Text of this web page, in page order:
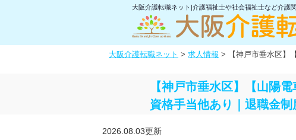
大阪介護転職ネット|介護福祉士や社会福祉士など介護
大阪介護転職ネット > 求人情報 > 【神戸市垂水区
【神戸市垂水区】【山陽
資格手当他あり｜退職金
2026.08.03更新